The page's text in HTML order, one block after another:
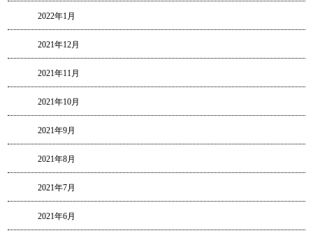
2022年1月
2021年12月
2021年11月
2021年10月
2021年9月
2021年8月
2021年7月
2021年6月